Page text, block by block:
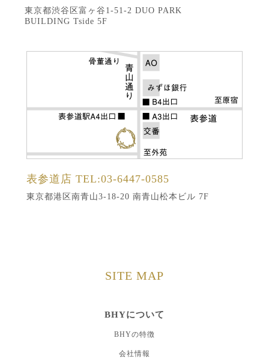
東京都渋谷区富ヶ谷1-51-2 DUO PARK
BUILDING Tside 5F
表参道店 TEL:03-6447-0585
東京都港区南青山3-18-20 南青山松本ビル 7F
SITE MAP
BHYについて
BHYの特徴
会社情報